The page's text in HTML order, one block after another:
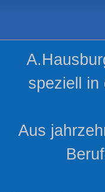
speziell in
Aus